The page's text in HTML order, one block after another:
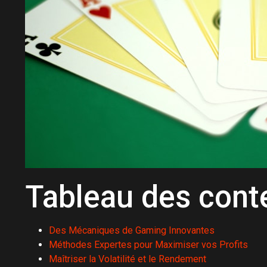
Tableau des
Des Mécaniques de Gaming Innovantes
Méthodes Expertes pour Maximiser vos Profits
Maîtriser la Volatilité et le Rendement